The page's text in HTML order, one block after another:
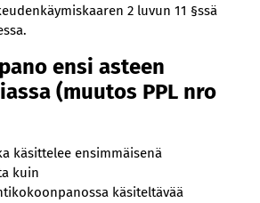
2 luvun 11 §ssä
ensi asteen
(muutos PPL nro
käsittelee ensimmäisenä
kuin
käsiteltävää